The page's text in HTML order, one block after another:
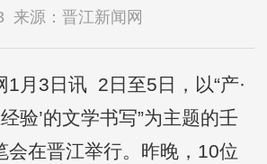
来源：晋江新闻网
3日讯 2日至5日，以“产·
验’的文学书写”为主题的壬
会在晋江举行。昨晚，10位